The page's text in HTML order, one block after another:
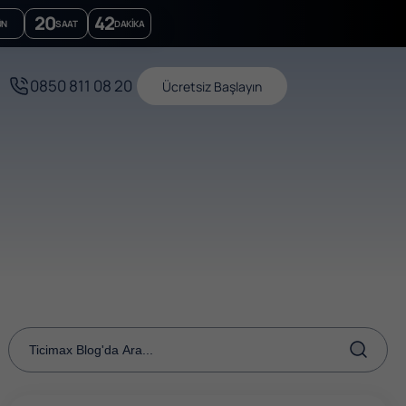
20SAAT 42DAKIKA
0850 811 08 20 Ücretsiz Başlayın